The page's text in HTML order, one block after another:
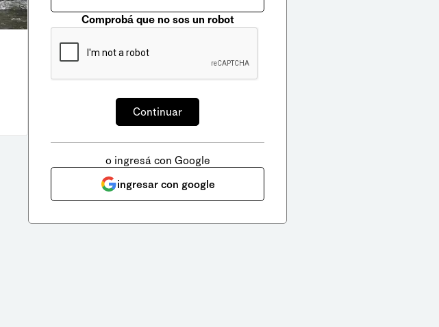
Comprobá que no sos un robot
o ingresá con Google
ingresar con google